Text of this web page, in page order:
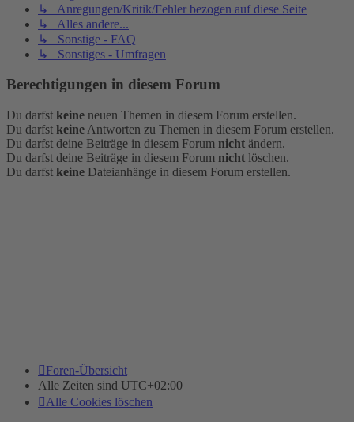
↳ Anregungen/Kritik/Fehler bezogen auf diese Seite
↳ Alles andere...
↳ Sonstige - FAQ
↳ Sonstiges - Umfragen
Berechtigungen in diesem Forum
Du darfst keine neuen Themen in diesem Forum erstellen.
Du darfst keine Antworten zu Themen in diesem Forum erstellen.
Du darfst deine Beiträge in diesem Forum nicht ändern.
Du darfst deine Beiträge in diesem Forum nicht löschen.
Du darfst keine Dateianhänge in diesem Forum erstellen.
Foren-Übersicht
Alle Zeiten sind UTC+02:00
Alle Cookies löschen